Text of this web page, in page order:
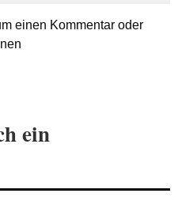
einen Kommentar oder
ein